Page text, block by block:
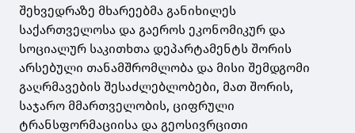
შეხვედრაზე მხარეებმა განიხილეს
საქართველოსა და გაეროს ეკონომიკურ და
სოციალურ საკითხთა დეპარტამენტს შორის
არსებული თანამშრომლობა და მისი შემდგომი
გაღრმავების შესაძლებლობები, მათ შორის,
საჯარო მმართველობის, ციფრული
ტრანსფორმაციისა და გეოსივრცითი